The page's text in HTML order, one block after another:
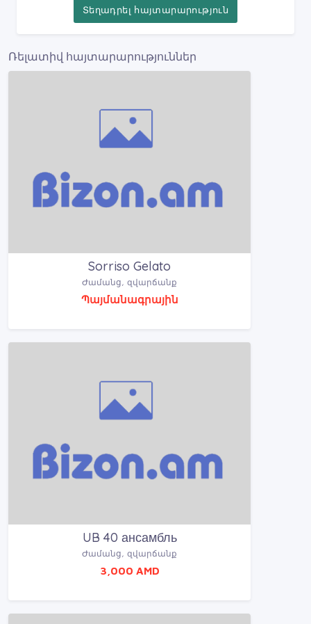
Տեղադրել հայտարարություն
Ռելատիվ հայտարարություններ
Sorriso Gelato
Ժամանց, զվարճանք
Պայմանագրային
UB 40 ансамбль
Ժամանց, զվարճանք
3,000 AMD